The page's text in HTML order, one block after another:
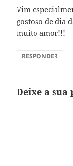
Vim
gostoso de dia
muito amor!!!
RESPONDER
Deixe a sua